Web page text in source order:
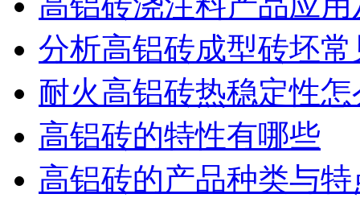
分析高铝砖成型砖坯
耐火高铝砖热稳定性
高铝砖的特性有哪些
高铝砖的产品种类与特